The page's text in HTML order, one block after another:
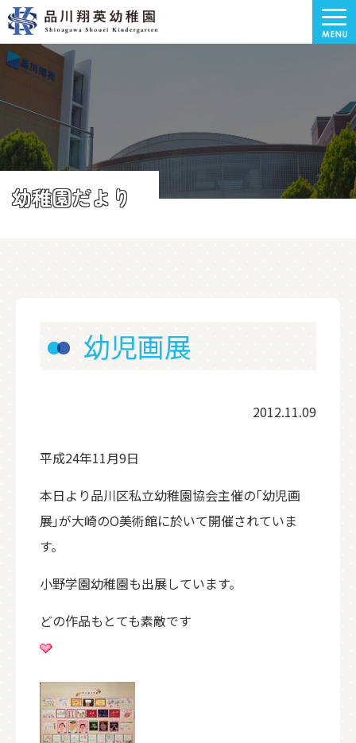
幼稚園だより
幼児画展
2012.11.09
平成24年11月9日
本日より品川区私立幼稚園協会主催の｢幼児画
展｣が大崎のO美術館に於いて開催されていま
す。
小野学園幼稚園も出展しています。
どの作品もとても素敵です